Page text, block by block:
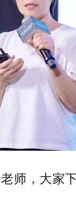
，大家